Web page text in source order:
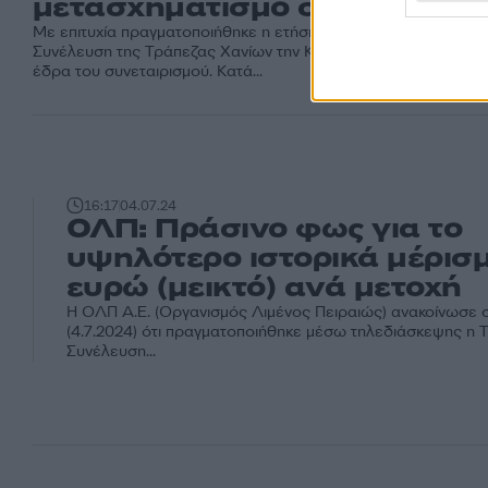
Με επιτυχία πραγματοποιήθηκε η ετήσια τακτική Γενική
Συνέλευση της Τράπεζας Χανίων την Κυριακή (14.5.2024) στην
έδρα του συνεταιρισμού. Κατά...
16:1704.07.24
ΟΛΠ: Πράσινο φως για το
υψηλότερο ιστορικά
ευρώ (μεικτό) ανά μετοχή
Η ΟΛΠ Α.Ε. (Οργανισμός Λιμένος Πειραιώς) ανακοίνωσε
(4.7.2024) ότι πραγματοποιήθηκε μέσω τηλεδιάσκεψης η
Συνέλευση...